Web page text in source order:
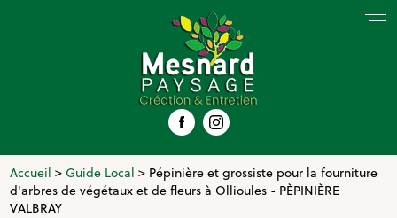
Accueil >Guide Local > Pépinière et grossiste pour la fourniture
d'arbres de végétaux et de fleurs à Ollioules - PÈPINIÈRE
VALBRAY
Panneau de gestion des cookies